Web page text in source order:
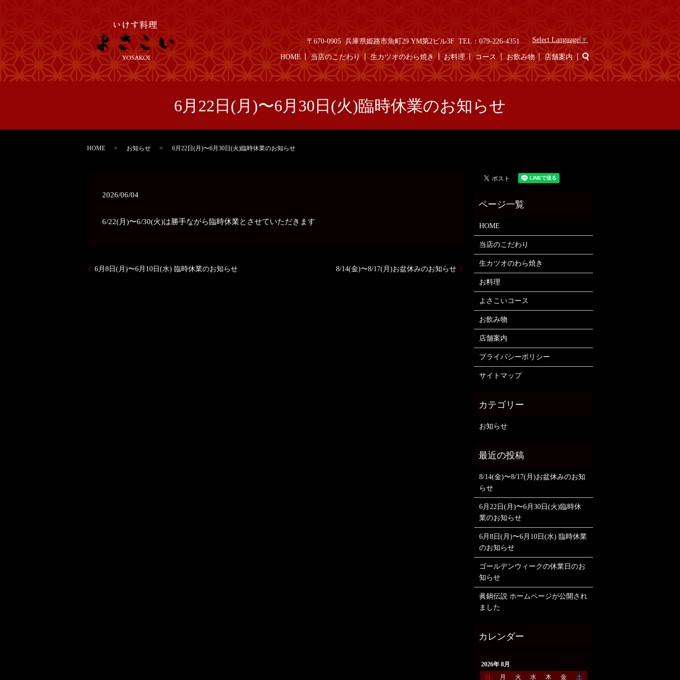
Select Language ▼
〒670-0905 兵庫県姫路市魚町29 YM第2ビル3F TEL：079-226-4351
HOME 当店のこだわり 生カツオのわら焼き お料理 コース お飲み物 店舗案内 search
6月22日(月)〜6月30日(火)臨時休業のお知らせ
HOME お知らせ 6月22日(月)〜6月30日(火)臨時休業のお知らせ
2026/06/04
6/22(月)〜6/30(火)は勝手ながら臨時休業とさせていただきます
6月8日(月)〜6月10日(水) 臨時休業のお知らせ 8/14(金)〜8/17(月)お盆休みのお知らせ
HOME
当店のこだわり
生カツオのわら焼き
お料理
よさこいコース
お飲み物
店舗案内
プライバシーポリシー
サイトマップ
お知らせ
8/14(金)〜8/17(月)お盆休みのお知
らせ
6月22日(月)〜6月30日(火)臨時休
業のお知らせ
6月8日(月)〜6月10日(水) 臨時休業
のお知らせ
ゴールデンウィークの休業日のお
知らせ
眞鍋伝説 ホームページが公開され
ました
2026年 8月
日
月 火 水 木 金 土